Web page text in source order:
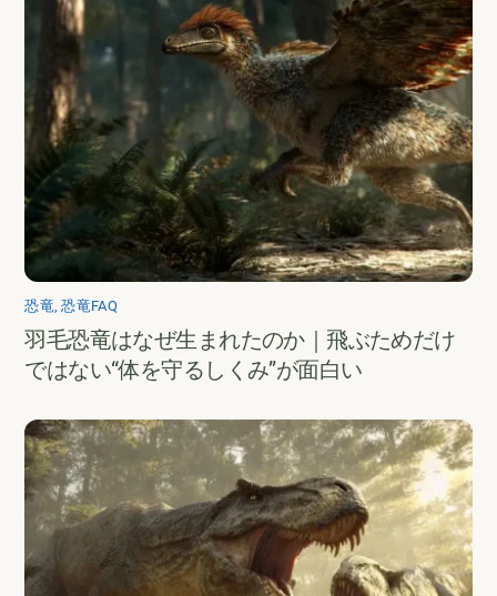
恐竜,恐竜FAQ
羽毛恐竜はなぜ生まれたのか｜飛ぶためだけ
ではない“体を守るしくみ”が面白い